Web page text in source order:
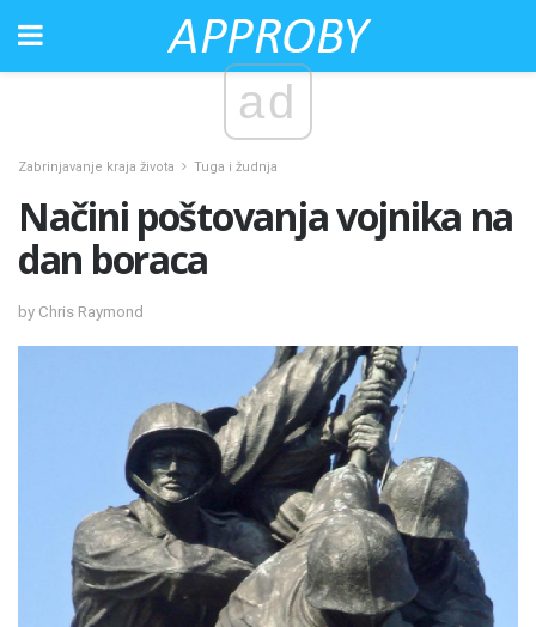
ad
Zabrinjavanje kraja života Tuga i žudnja
Načini poštovanja vojnika na
dan boraca
by Chris Raymond